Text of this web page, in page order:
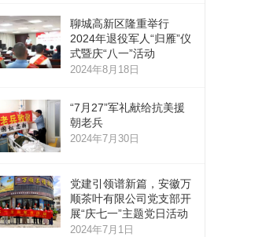
聊城高新区隆重举行
2024年退役军人“归雁”仪
式暨庆“八一”活动
2024年8月18日
“7月27”军礼献给抗美援
朝老兵
2024年7月30日
党建引领谱新篇，安徽万
顺茶叶有限公司党支部开
展“庆七一”主题党日活动
2024年7月1日